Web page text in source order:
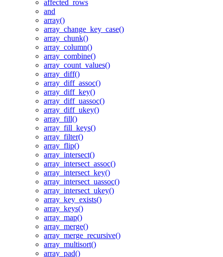
affected_rows
and
array()
array_change_key_case()
array_chunk()
array_column()
array_combine()
array_count_values()
array_diff()
array_diff_assoc()
array_diff_key()
array_diff_uassoc()
array_diff_ukey()
array_fill()
array_fill_keys()
array_filter()
array_flip()
array_intersect()
array_intersect_assoc()
array_intersect_key()
array_intersect_uassoc()
array_intersect_ukey()
array_key_exists()
array_keys()
array_map()
array_merge()
array_merge_recursive()
array_multisort()
array_pad()